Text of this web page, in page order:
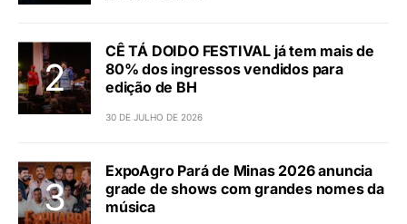
CÊ TÁ DOIDO FESTIVAL já tem mais de
80% dos ingressos vendidos para
edição de BH
30 DE JULHO DE 2026
ExpoAgro Pará de Minas 2026 anuncia
grade de shows com grandes nomes da
música